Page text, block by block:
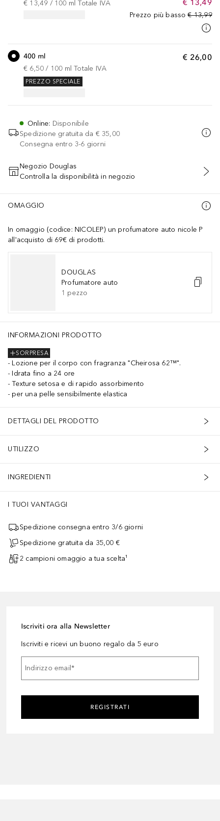
Prezzo più basso € 13,99
€ 13,49 / 100 ml Totale IVA
€ 26,00
400 ml
€ 6,50 / 100 ml Totale IVA
PREZZO SPECIALE
Online: Disponibile
Spedizione gratuita da € 35,00
Consegna entro 3-6 giorni
AGGIUNGI AL CARRELLO
Negozio Douglas
Controlla la disponibilità in negozio
OMAGGIO
In omaggio (codice: NICOLEP) un profumatore auto nicole P
all'acquisto di 69€ di prodotti.
DOUGLAS
Profumatore auto
1 pezzo
INFORMAZIONI PRODOTTO
SORPRESA
Lozione per il corpo con fragranza "Cheirosa 62™".
Idrata fino a 24 ore
Texture setosa e di rapido assorbimento
per una pelle sensibilmente elastica
DETTAGLI DEL PRODOTTO
UTILIZZO
INGREDIENTI
I TUOI VANTAGGI
Spedizione consegna entro 3/6 giorni
Spedizione gratuita da 35,00 €
2 campioni omaggio a tua scelta¹
Iscriviti ora alla Newsletter
Iscriviti e ricevi un buono regalo da 5 euro
Indirizzo email*
REGISTRATI